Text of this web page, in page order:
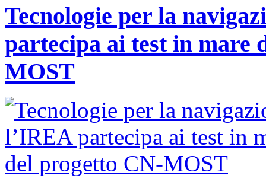
Tecnologie per la
partecipa ai test in mare
MOST